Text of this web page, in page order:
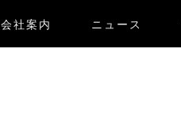
会社案内 ニュース